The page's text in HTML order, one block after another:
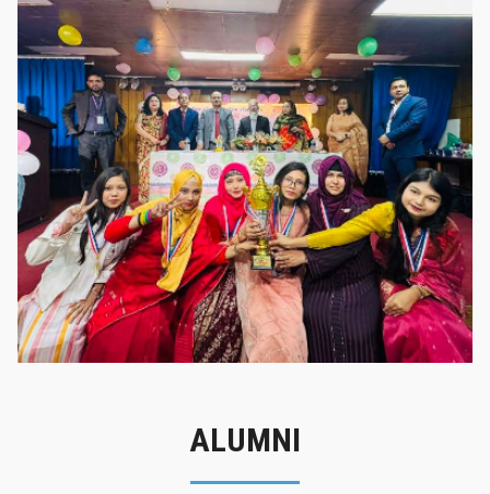
গৌরবের মুহূর্ত
গৌরবের মুহূর্ত
ALUMNI